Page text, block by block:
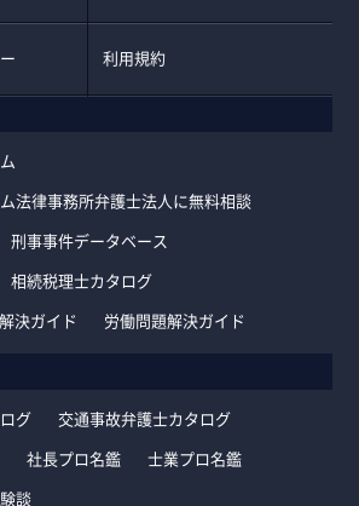
利用規約
法律事務所弁護士法人に無料相談
刑事事件データベース
相続税理士カタログ
決ガイド 労働問題解決ガイド
グ 交通事故弁護士カタログ
社長プロ名鑑 士業プロ名鑑
談